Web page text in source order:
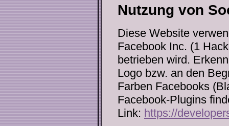
Nutzung von
Diese Website
Facebook Inc. (1
betrieben wird.
Logo bzw. an den
Farben Facebooks
Facebook-Plugins
Link: https://